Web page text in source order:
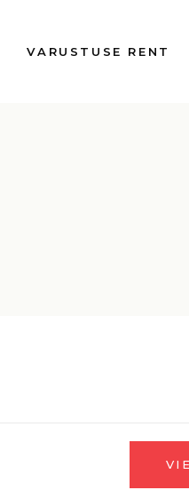
VARUSTUSE RENT